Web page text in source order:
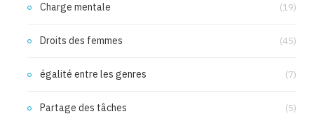
Charge mentale (19)
Droits des femmes (45)
égalité entre les genres (7)
Partage des tâches (5)